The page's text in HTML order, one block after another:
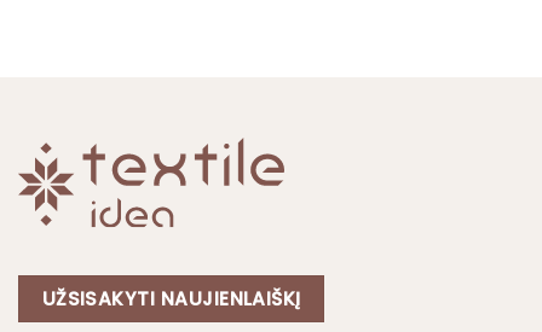
UŽSISAKYTI NAUJIENLAIŠKĮ